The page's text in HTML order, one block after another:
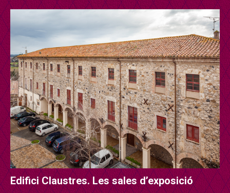
Edifici Claustres. Les sales d’exposició